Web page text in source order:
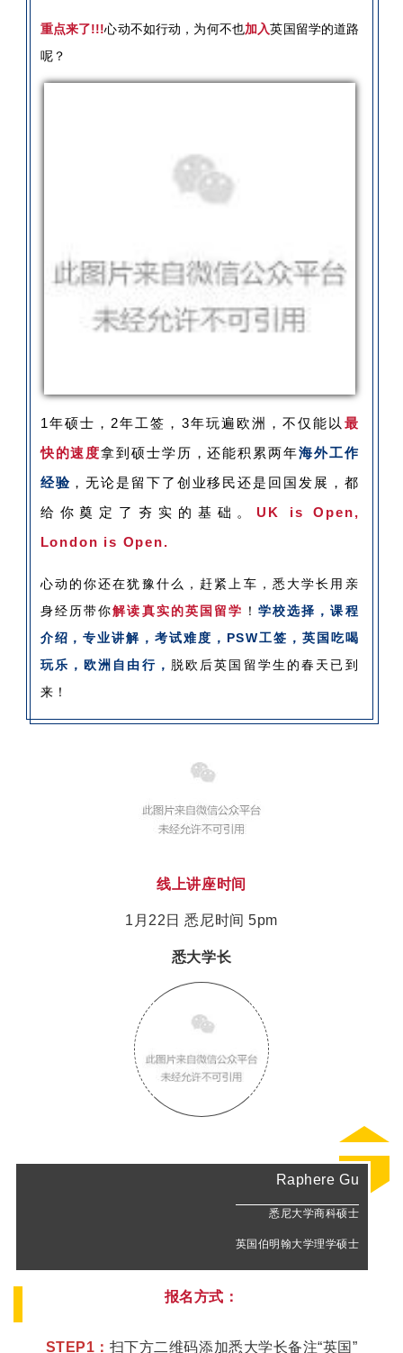
重点来了!!!心动不如行动，为何不也加入英国留学的道路
呢？
1年硕士，2年工签，3年玩遍欧洲，不仅能以 最
快的速度拿到硕士学历，还能积累两年海外工作
经验 ，无论是留下了创业移民还是回国发展，都
给你奠定了夯实的基础。 UK is Open,
London is Open.
心动的你还在犹豫什么，赶紧上车，悉大学长用亲
身经历带你解读真实的英国留学 ！ 学校选择，课程
介绍，专业讲解，考试难度，PSW工签，英国吃喝
玩乐，欧洲自由行， 脱欧后英国留学生的春天已到
来！
线上讲座时间
1月22日 悉尼时间 5pm
悉大学长
Raphere Gu
悉尼大学商科硕士
英国伯明翰大学理学硕士
报名方式：
STEP1： 扫下方二维码添加悉大学长备注“英国”